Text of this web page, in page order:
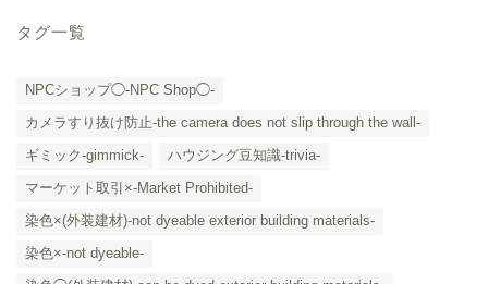
タグ一覧
NPCショップ◯-NPC Shop◯-
カメラすり抜け防止-the camera does not slip through the wall-
ギミック-gimmick-
ハウジング豆知識-trivia-
マーケット取引×-Market Prohibited-
染色×(外装建材)-not dyeable exterior building materials-
染色×-not dyeable-